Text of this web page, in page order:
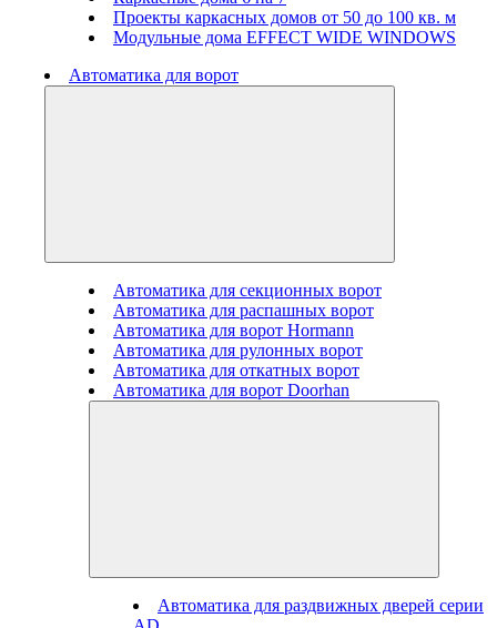
Проекты каркасных домов от 50 до 100 кв. м
Модульные дома EFFECT WIDE WINDOWS
Автоматика для ворот
Автоматика для секционных ворот
Автоматика для распашных ворот
Автоматика для ворот Hormann
Автоматика для рулонных ворот
Автоматика для откатных ворот
Автоматика для ворот Doorhan
Автоматика для раздвижных дверей серии